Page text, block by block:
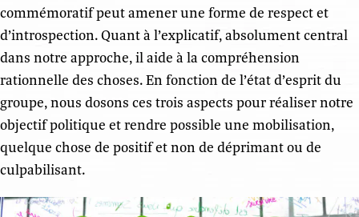
commémoratif peut amener une forme de respect et
d’introspection. Quant à l’explicatif, absolument central
dans notre approche, il aide à la compréhension
rationnelle des choses. En fonction de l’état d’esprit du
groupe, nous dosons ces trois aspects pour réaliser notre
objectif politique et rendre possible une mobilisation,
quelque chose de positif et non de déprimant ou de
culpabilisant.